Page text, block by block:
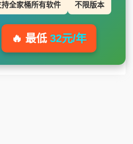
持全家桶所有软件 不限版本
🔥 最低 32元/年